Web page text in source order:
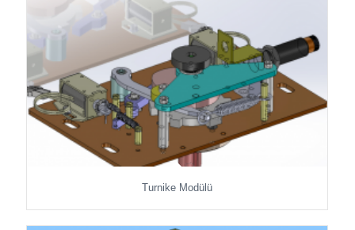
Turnike Modülü